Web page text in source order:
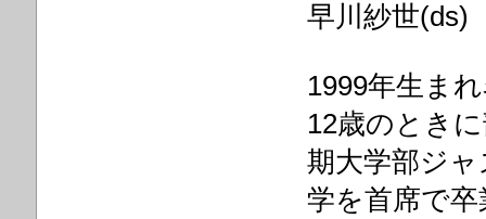
早川紗世(ds)
1999年生ま
12歳のとき
期大学部ジ
学を首席で